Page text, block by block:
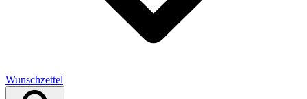
Wunschzettel